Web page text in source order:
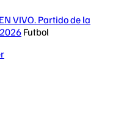
VIVO. Partido de la
Futbol